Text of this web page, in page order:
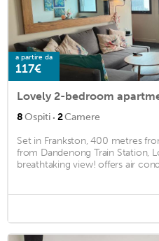
a partire da
117€
Lovely 2-bedroom
8Ospiti · 2Camere
Set in Frankston, 400 metres
from Dandenong Train Station,
breathtaking view! offers air